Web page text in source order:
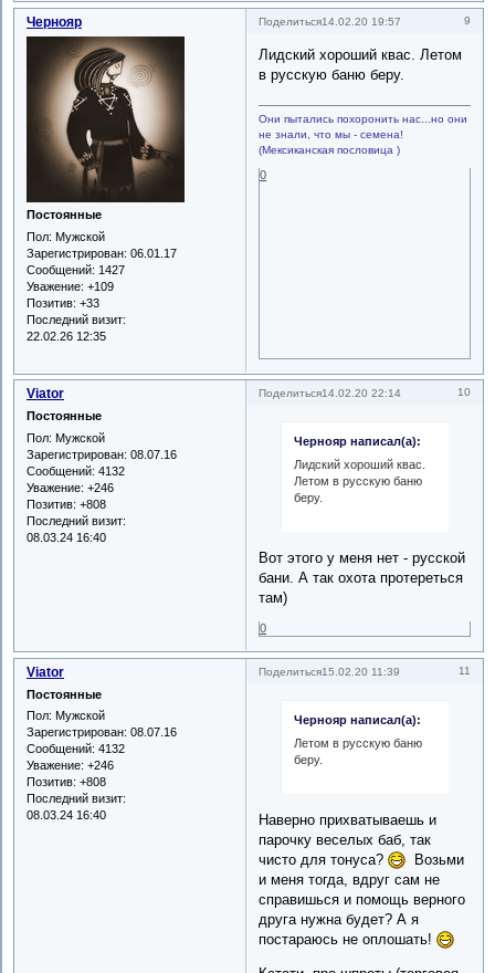
Поделиться 9
14.02.20 19:57
Чернояр
Постоянные
Пол: Мужской
Зарегистрирован: 06.01.17
Сообщений: 1427
Уважение: +109
Позитив: +33
Последний визит:
22.02.26 12:35
Лидский хороший квас. Летом
в русскую баню беру.
Они пытались похоронить нас...но они
не знали, что мы - семена!
(Мексиканская пословица )
0
Поделиться 10
14.02.20 22:14
Viator
Постоянные
Пол: Мужской
Зарегистрирован: 08.07.16
Сообщений: 4132
Уважение: +246
Позитив: +808
Последний визит:
08.03.24 16:40
Чернояр написал(а):
Лидский хороший квас.
Летом в русскую баню
беру.
Вот этого у меня нет - русской
бани. А так охота протереться
там)
0
Поделиться 11
15.02.20 11:39
Viator
Постоянные
Пол: Мужской
Зарегистрирован: 08.07.16
Сообщений: 4132
Уважение: +246
Позитив: +808
Последний визит:
08.03.24 16:40
Чернояр написал(а):
Летом в русскую баню
беру.
Наверно прихватываешь и
парочку веселых баб, так
чисто для тонуса?
Возьми
и меня тогда, вдруг сам не
справишься и помощь верного
друга нужна будет? А я
постараюсь не оплошать!